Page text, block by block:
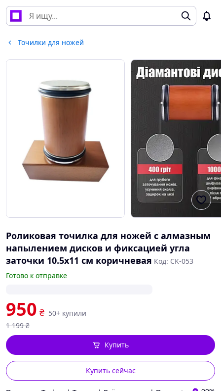
Точилки для ножей
Роликовая точилка для ножей с алмазным
напылением дисков и фиксацией угла
заточки 10.5х11 см коричневая Код: CK-053
Готово к отправке
950 ₴ 50+ купили
1 199 ₴
Купить сейчас
Купить